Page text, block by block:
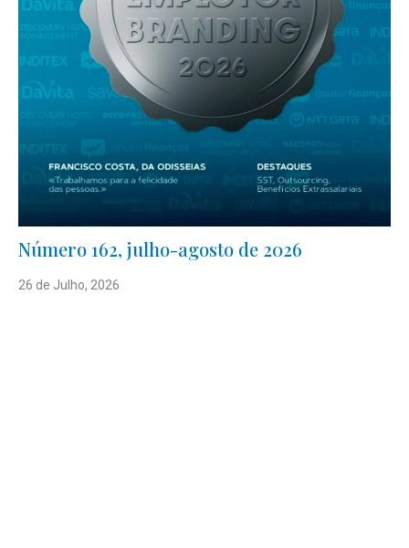
Número 162, julho-agosto de 2026
26 de Julho, 2026